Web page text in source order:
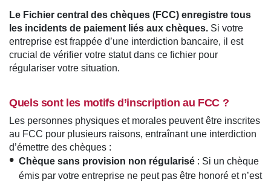
Le Fichier central des chèques (FCC) enregistre tous
les incidents de paiement liés aux chèques. Si votre
entreprise est frappée d’une interdiction bancaire, il est
crucial de vérifier votre statut dans ce fichier pour
régulariser votre situation.
Quels sont les motifs d’inscription au FCC ?
Les personnes physiques et morales peuvent être inscrites
au FCC pour plusieurs raisons, entraînant une interdiction
d’émettre des chèques :
Chèque sans provision non régularisé : Si un chèque
émis par votre entreprise ne peut pas être honoré et n’est